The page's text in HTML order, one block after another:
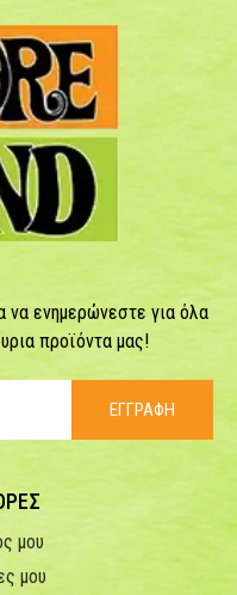
να ενημερώνεστε για όλα
προϊόντα μας!
ΕΓΓΡΑΦΗ
μου
μου